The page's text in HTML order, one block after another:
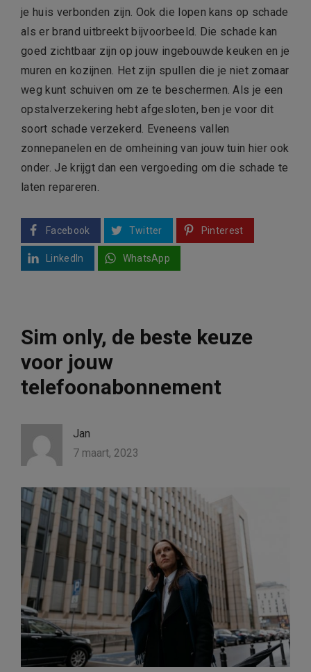
je huis verbonden zijn. Ook die lopen kans op schade
als er brand uitbreekt bijvoorbeeld. Die schade kan
goed zichtbaar zijn op jouw ingebouwde keuken en je
muren en kozijnen. Het zijn spullen die je niet zomaar
weg kunt schuiven om ze te beschermen. Als je een
opstalverzekering hebt afgesloten, ben je voor dit
soort schade verzekerd. Eveneens vallen
zonnepanelen en de omheining van jouw tuin hier ook
onder. Je krijgt dan een vergoeding om die schade te
laten repareren.
Facebook Twitter Pinterest
LinkedIn WhatsApp
Sim only, de beste keuze
voor jouw
telefoonabonnement
Jan
7 maart, 2023